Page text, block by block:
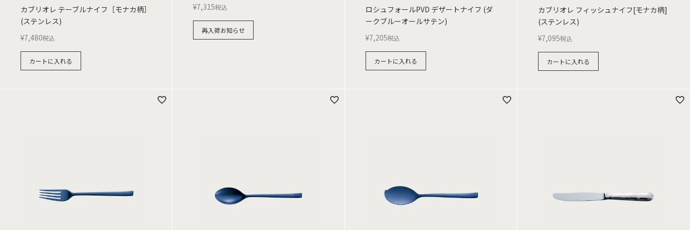
カブリオレ テーブルナイフ［モナカ柄］
(ステンレス)
¥7,480税込
カートに入れる
¥7,315税込
再入荷お知らせ
ロシュフォールPVD デザートナイフ (ダ
ークブルーオールサテン)
¥7,205税込
カートに入れる
カブリオレ フィッシュナイフ[モナカ柄]
(ステンレス)
¥7,095税込
カートに入れる